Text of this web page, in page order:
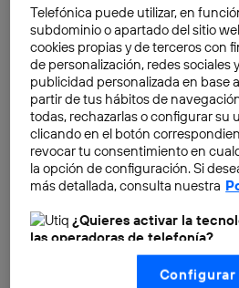
romperá de nuevo esta
edificio en Arabia Saudita
que llegará a los 1.000 metros.
Telefónica puede utilizar, en
subdominio o apartado del sitio
cookies propias y de terceros con
de personalización, redes sociales
publicidad personalizada en base
partir de tus hábitos de
todas, rechazarlas o configurar su
clicando en el botón
revocar tu consentimiento en
la opción de configuración. Si
más detallada, consulta nuestra
¿Quieres activar la
las operadoras de telefonía?
Nosotros, Telefónica S.A.,
realizar nuestras acciones de
Configurar